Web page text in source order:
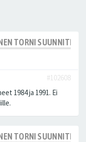
TORNI
#102608
1984 ja 1991. Ei
TORNI